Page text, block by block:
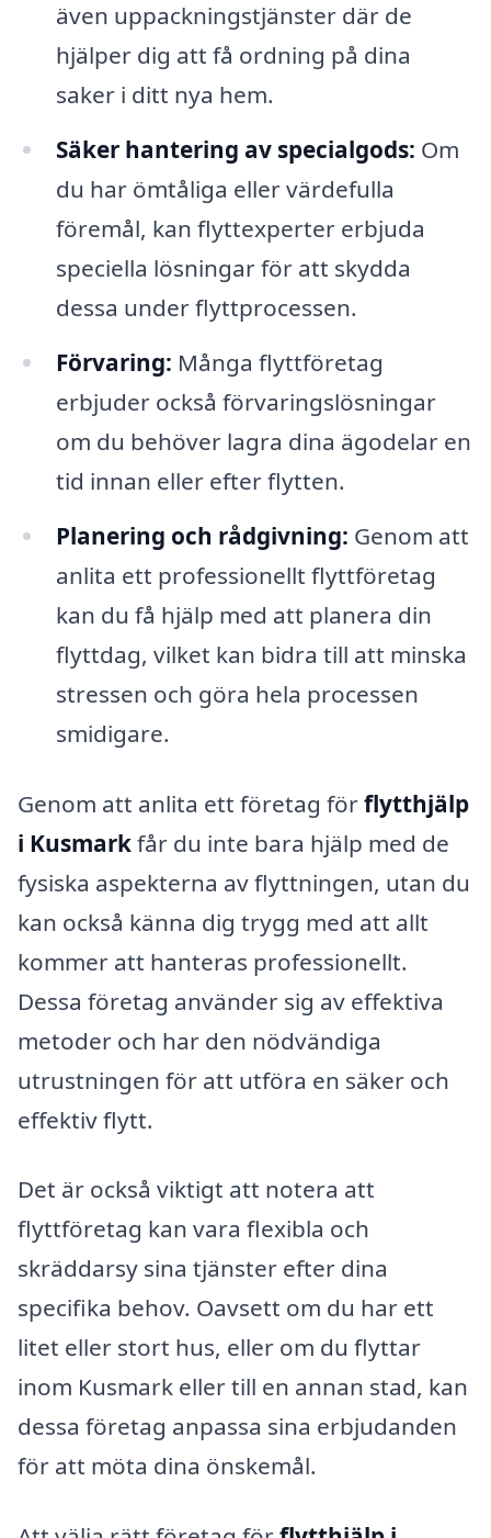
även uppackningstjänster där de
hjälper dig att få ordning på dina
saker i ditt nya hem.
Säker hantering av specialgods: Om
du har ömtåliga eller värdefulla
föremål, kan flyttexperter erbjuda
speciella lösningar för att skydda
dessa under flyttprocessen.
Förvaring: Många flyttföretag
erbjuder också förvaringslösningar
om du behöver lagra dina ägodelar en
tid innan eller efter flytten.
Planering och rådgivning: Genom att
anlita ett professionellt flyttföretag
kan du få hjälp med att planera din
flyttdag, vilket kan bidra till att minska
stressen och göra hela processen
smidigare.
Genom att anlita ett företag förflytthjälp
i Kusmarkfår du inte bara hjälp med de
fysiska aspekterna av flyttningen, utan du
kan också känna dig trygg med att allt
kommer att hanteras professionellt.
Dessa företag använder sig av effektiva
metoder och har den nödvändiga
utrustningen för att utföra en säker och
effektiv flytt.
Det är också viktigt att notera att
flyttföretag kan vara flexibla och
skräddarsy sina tjänster efter dina
specifika behov. Oavsett om du har ett
litet eller stort hus, eller om du flyttar
inom Kusmark eller till en annan stad, kan
dessa företag anpassa sina erbjudanden
för att möta dina önskemål.